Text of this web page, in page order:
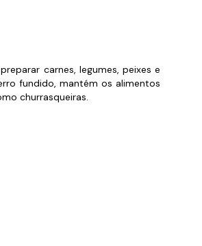
carnes, legumes, peixes e
fundido, mantém os alimentos
churrasqueiras.